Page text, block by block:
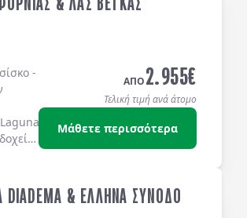
-
Beach Dana Point, Coronado Island)
ΑΠΟ2.955€
Τελική τιμή ανά άτομο
Μάθετε περισσότερα
& ΕΛΛΗΝΑ ΣΥΝΟΔΟ